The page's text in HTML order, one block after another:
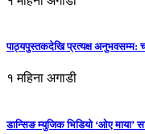
पाठ्यपुस्तकदेखि प्रत्यक्ष अनुभवसम्म:
१ महिना अगाडी
डान्सिङ म्युजिक भिडियो ‘ओए माया’